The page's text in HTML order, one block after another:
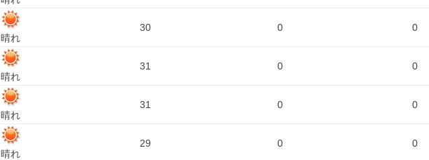
晴れ
30 0 0
晴れ
31 0 0
晴れ
31 0 0
晴れ
29 0 0